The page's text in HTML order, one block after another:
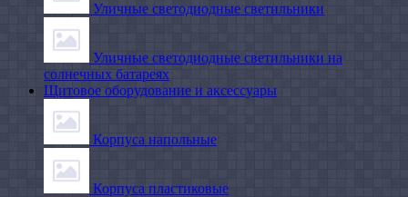
Уличные светодиодные светильники
Уличные светодиодные светильники на
солнечных батареях
Щитовое оборудование и аксессуары
Корпуса напольные
Корпуса пластиковые